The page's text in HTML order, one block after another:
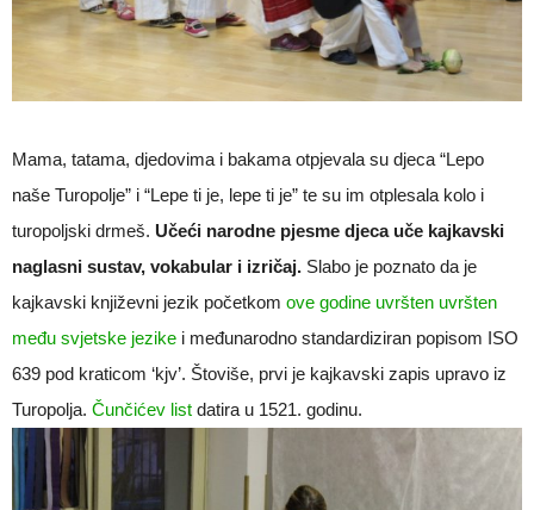
Mama, tatama, djedovima i bakama otpjevala su djeca “Lepo
naše Turopolje” i “Lepe ti je, lepe ti je” te su im otplesala kolo i
turopoljski drmeš. Učeći narodne pjesme djeca uče kajkavski
naglasni sustav, vokabular i izričaj. Slabo je poznato da je
kajkavski književni jezik početkom ove godine uvršten uvršten
među svjetske jezike i međunarodno standardiziran popisom ISO
639 pod kraticom ‘kjv’. Štoviše, prvi je kajkavski zapis upravo iz
Turopolja. Čunčićev list datira u 1521. godinu.